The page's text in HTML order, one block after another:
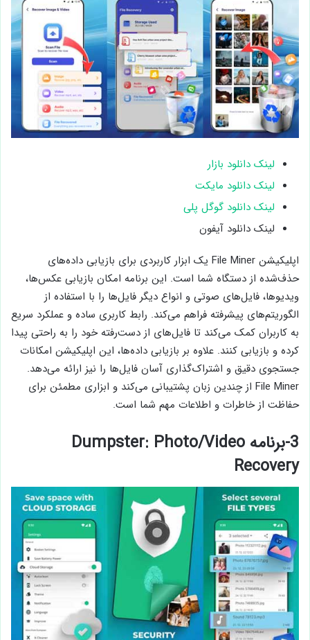
لینک دانلود بازار
لینک دانلود مایکت
لینک دانلود گوگل پلی
لینک دانلود آیفون
اپلیکیشن File Miner یک ابزار کاربردی برای بازیابی داده‌های
حذف‌شده از دستگاه شما است. این برنامه امکان بازیابی عکس‌ها،
ویدیوها، فایل‌های صوتی و انواع دیگر فایل‌ها را با استفاده از
الگوریتم‌های پیشرفته فراهم می‌کند. رابط کاربری ساده و عملکرد سریع
به کاربران کمک می‌کند تا فایل‌های از دست‌رفته خود را به راحتی پیدا
کرده و بازیابی کنند. علاوه بر بازیابی داده‌ها، این اپلیکیشن امکانات
جستجوی دقیق و اشتراک‌گذاری آسان فایل‌ها را نیز ارائه می‌دهد.
File Miner از چندین زبان پشتیبانی می‌کند و ابزاری مطمئن برای
حفاظت از خاطرات و اطلاعات مهم شما است.
3-برنامه Dumpster: Photo/Video
Recovery